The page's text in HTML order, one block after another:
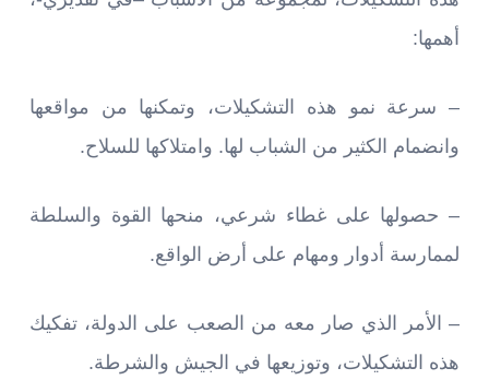
أهمها:
– سرعة نمو هذه التشكيلات، وتمكنها من مواقعها
وانضمام الكثير من الشباب لها. وامتلاكها للسلاح.
– حصولها على غطاء شرعي، منحها القوة والسلطة
لممارسة أدوار ومهام على أرض الواقع.
– الأمر الذي صار معه من الصعب على الدولة، تفكيك
هذه التشكيلات، وتوزيعها في الجيش والشرطة.